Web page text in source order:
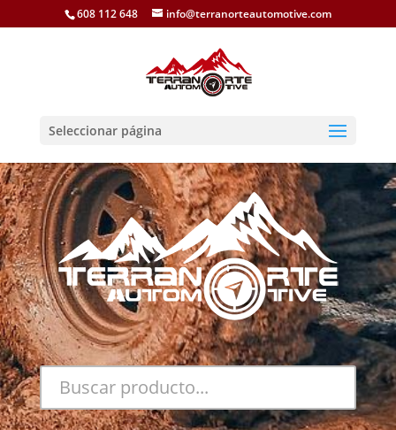
608 112 648 info@terranorteautomotive.com
Seleccionar página